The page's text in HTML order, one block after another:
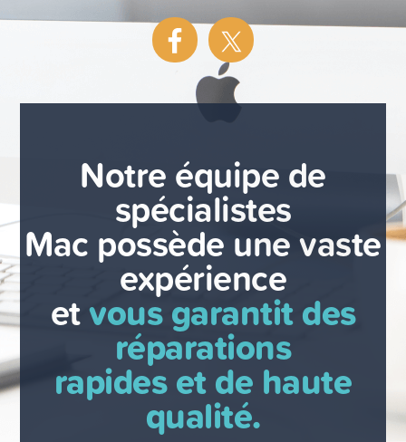
Notre équipe de
spécialistes
Mac possède une vaste
expérience
etvous garantit des
réparations
rapides et de haute
qualité.